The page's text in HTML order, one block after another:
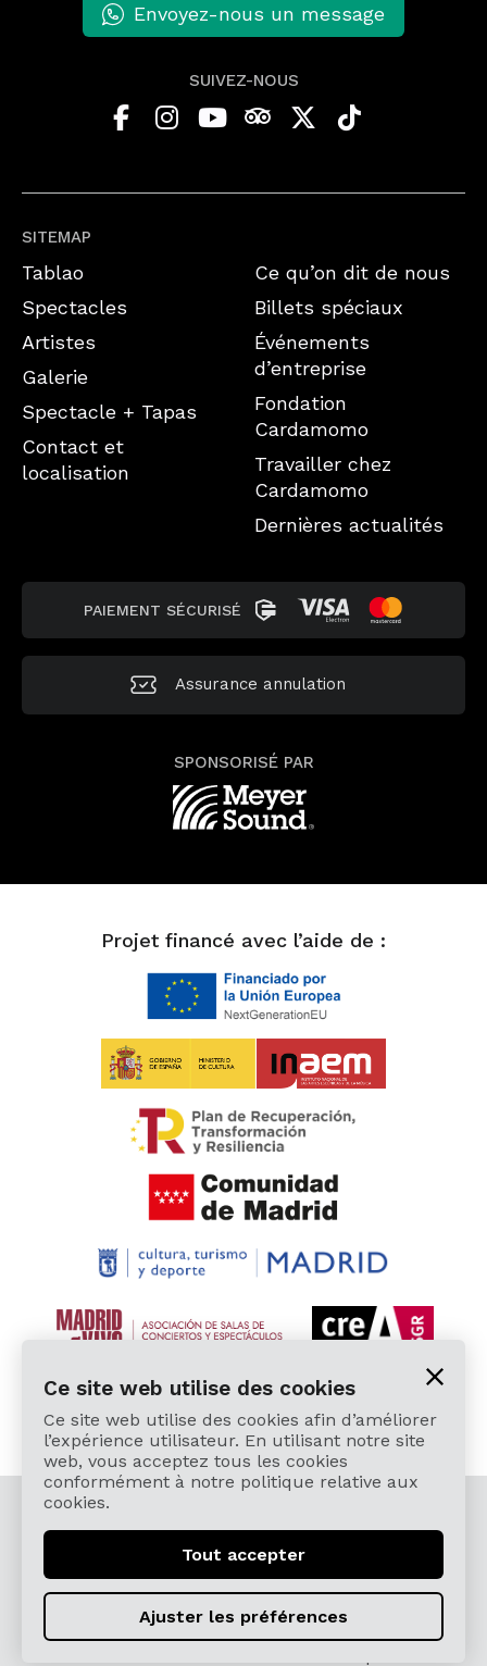
SITEMAP
Tablao
Spectacles
Artistes
Galerie
Spectacle + Tapas
Contact et
localisation
Ce qu’on dit de nous
Billets spéciaux
Événements
d’entreprise
Fondation
Cardamomo
Travailler chez
Cardamomo
Dernières actualités
Envoyez-nous un message
SUIVEZ-NOUS
PAIEMENT SÉCURISÉ
Assurance annulation
SPONSORISÉ PAR
Projet financé avec l’aide de :
© 2026 Cardamomo Flamenco Madrid - Tous droits
réservés.
Mentions légales y Politique de confidentialité
Términos, Condiciones, Protección de Datos,
Política de Devoluciones y Reintegros
Ce site web utilise des cookies
Ce site web utilise des cookies afin d’améliorer
l’expérience utilisateur. En utilisant notre site
web, vous acceptez tous les cookies
conformément à notre politique relative aux
cookies.
Tout accepter
Ajuster les préférences